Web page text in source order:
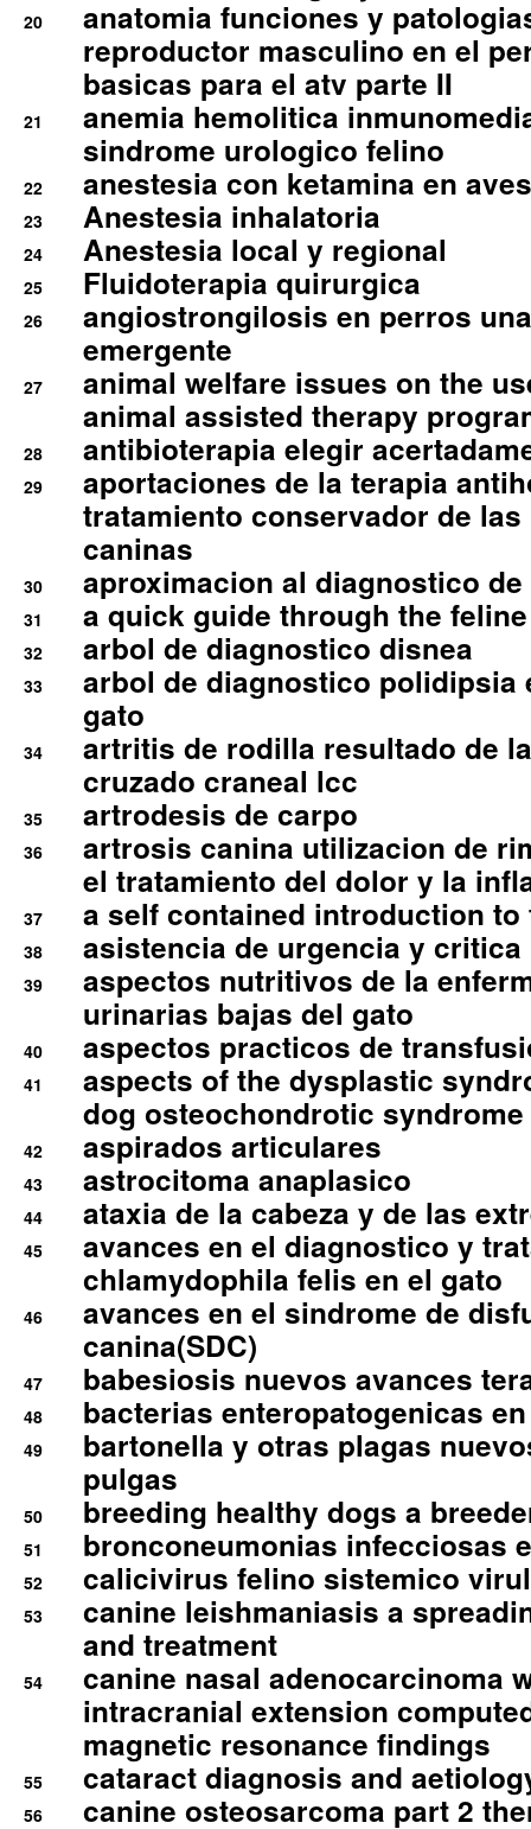
20
anatomia funciones y
reproductor masculino en el
basicas para el atv parte II
21
anemia hemolitica
sindrome urologico felino
22 anestesia con ketamina en
23 Anestesia inhalatoria
24 Anestesia local y regional
25 Fluidoterapia quirurgica
26
angiostrongilosis en perros
emergente
27
animal welfare issues on the
animal assisted therapy
28 antibioterapia elegir
29
aportaciones de la terapia
tratamiento conservador de
caninas
30 aproximacion al diagnostico
31 a quick guide through the
32 arbol de diagnostico disnea
33
arbol de diagnostico polidipsia
gato
34
artritis de rodilla resultado de
cruzado craneal lcc
35 artrodesis de carpo
36
artrosis canina utilizacion de
el tratamiento del dolor y la
37 a self contained introduction
38 asistencia de urgencia y
39
aspectos nutritivos de la
urinarias bajas del gato
40 aspectos practicos de
41
aspects of the dysplastic
dog osteochondrotic syndrome
42 aspirados articulares
43 astrocitoma anaplasico
44 ataxia de la cabeza y de las
45
avances en el diagnostico y
chlamydophila felis en el gato
46
avances en el sindrome de
canina(SDC)
47 babesiosis nuevos avances
48 bacterias enteropatogenicas
49
bartonella y otras plagas
pulgas
50 breeding healthy dogs a
51 bronconeumonias infecciosas
52 calicivirus felino sistemico
53
canine leishmaniasis a
and treatment
54
canine nasal adenocarcinoma
intracranial extension
magnetic resonance findings
55 cataract diagnosis and
56
canine osteosarcoma part 2